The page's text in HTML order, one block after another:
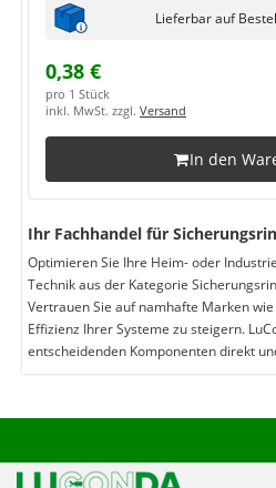
Lieferbar auf
0,38 €
pro 1 Stück
inkl. MwSt. zzgl. Versand
In den
Ihr Fachhandel für
Optimieren Sie Ihre Heim- oder
Technik aus der Kategorie
Vertrauen Sie auf namhafte Marken
Effizienz Ihrer Systeme zu steigern.
entscheidenden Komponenten direkt